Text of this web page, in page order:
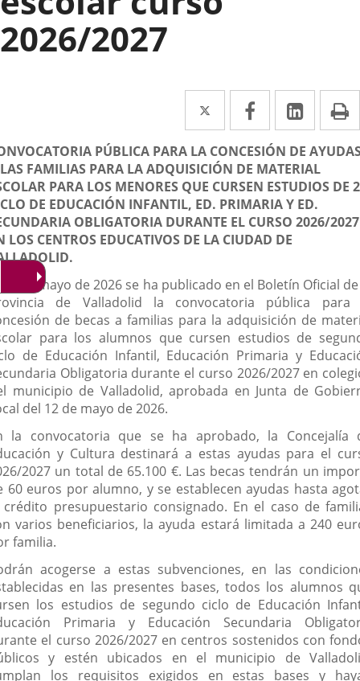
2026/2027
Twitter
Enlace
a
una
aplicación
externa.
Facebook
Enlace
a
una
aplicación
externa.
Enlace
a
una
PÚBLICA PARA LA CONCESIÓN DE
FAMILIAS PARA LA ADQUISICIÓN DE MATERIAL
PARA LOS MENORES QUE CURSEN ESTUDIOS DE
DE EDUCACIÓN INFANTIL, ED. PRIMARIA Y ED.
OBLIGATORIA DURANTE EL CURSO 2026/2027
LOS CENTROS EDUCATIVOS DE LA CIUDAD DE
15 de mayo de 2026 se ha publicado en el Boletín Oficial
de Valladolid la convocatoria pública para
de becas a familias para la adquisición de
para los alumnos que cursen estudios de
de Educación Infantil, Educación Primaria y
Obligatoria durante el curso 2026/2027 en
municipio de Valladolid, aprobada en Junta de
del 12 de mayo de 2026.
la convocatoria que se ha aprobado, la Concejalía
y Cultura destinará a estas ayudas para el
2027 un total de 65.100 €. Las becas tendrán un
60 euros por alumno, y se establecen ayudas hasta
crédito presupuestario consignado. En el caso de
varios beneficiarios, la ayuda estará limitada a 240
familia.
acogerse a estas subvenciones, en las
en las presentes bases, todos los alumnos
los estudios de segundo ciclo de Educación
Primaria y Educación Secundaria
el curso 2026/2027 en centros sostenidos con
y estén ubicados en el municipio de
los requisitos exigidos en estas bases y